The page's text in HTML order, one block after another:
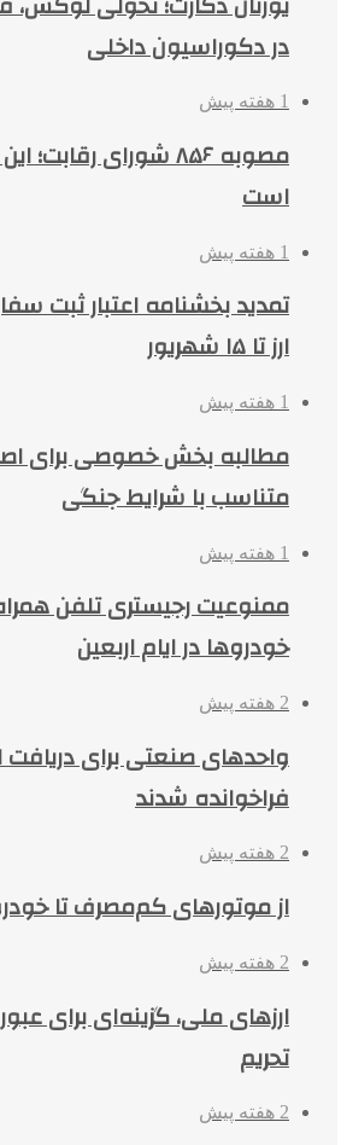
در دکوراسیون داخلی
1 هفته پیش
مصوبه ۸۵۶ شورای
است
1 هفته پیش
تمدید بخشنامه اعتبار ثبت
ارز تا ۱۵ شهریور
1 هفته پیش
مطالبه بخش خصوصی برای
متناسب با شرایط جنگی
1 هفته پیش
ممنوعیت رجیستری تلفن
خودروها در ایام اربعین
2 هفته پیش
واحدهای صنعتی برای دریافت
فراخوانده شدند
2 هفته پیش
از موتورهای کم‌مصرف تا
2 هفته پیش
ارزهای ملی، گزینه‌ای برای
تحریم
2 هفته پیش